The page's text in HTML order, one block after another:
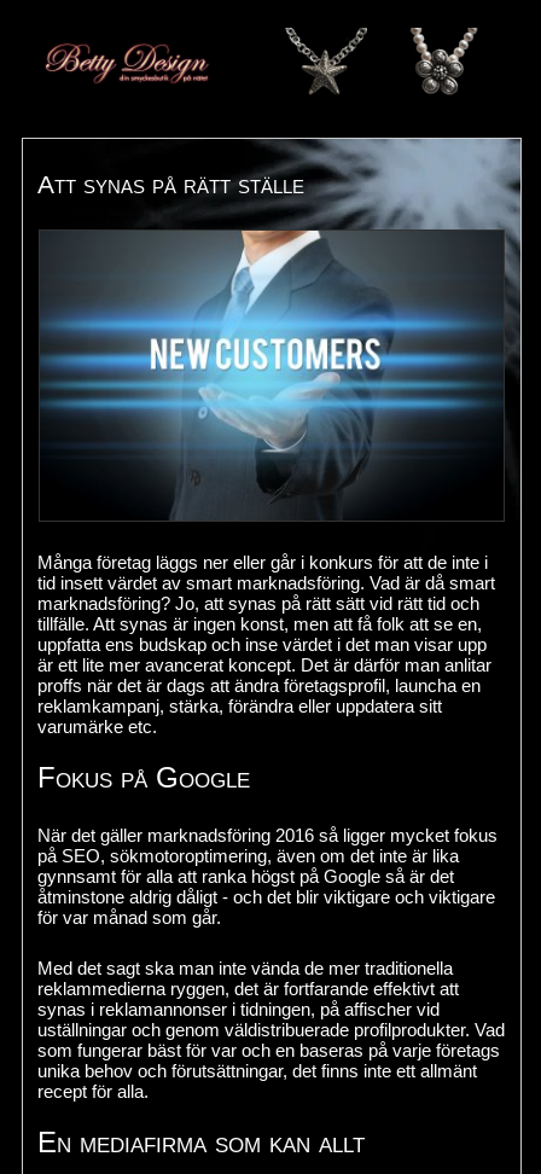
Att synas på rätt ställe
Många företag läggs ner eller går i konkurs för att de inte i
tid insett värdet av smart marknadsföring. Vad är då smart
marknadsföring? Jo, att synas på rätt sätt vid rätt tid och
tillfälle. Att synas är ingen konst, men att få folk att se en,
uppfatta ens budskap och inse värdet i det man visar upp
är ett lite mer avancerat koncept. Det är därför man anlitar
proffs när det är dags att ändra företagsprofil, launcha en
reklamkampanj, stärka, förändra eller uppdatera sitt
varumärke etc.
Fokus på Google
När det gäller marknadsföring 2016 så ligger mycket fokus
på SEO, sökmotoroptimering, även om det inte är lika
gynnsamt för alla att ranka högst på Google så är det
åtminstone aldrig dåligt - och det blir viktigare och viktigare
för var månad som går.
Med det sagt ska man inte vända de mer traditionella
reklammedierna ryggen, det är fortfarande effektivt att
synas i reklamannonser i tidningen, på affischer vid
uställningar och genom väldistribuerade profilprodukter. Vad
som fungerar bäst för var och en baseras på varje företags
unika behov och förutsättningar, det finns inte ett allmänt
recept för alla.
En mediafirma som kan allt